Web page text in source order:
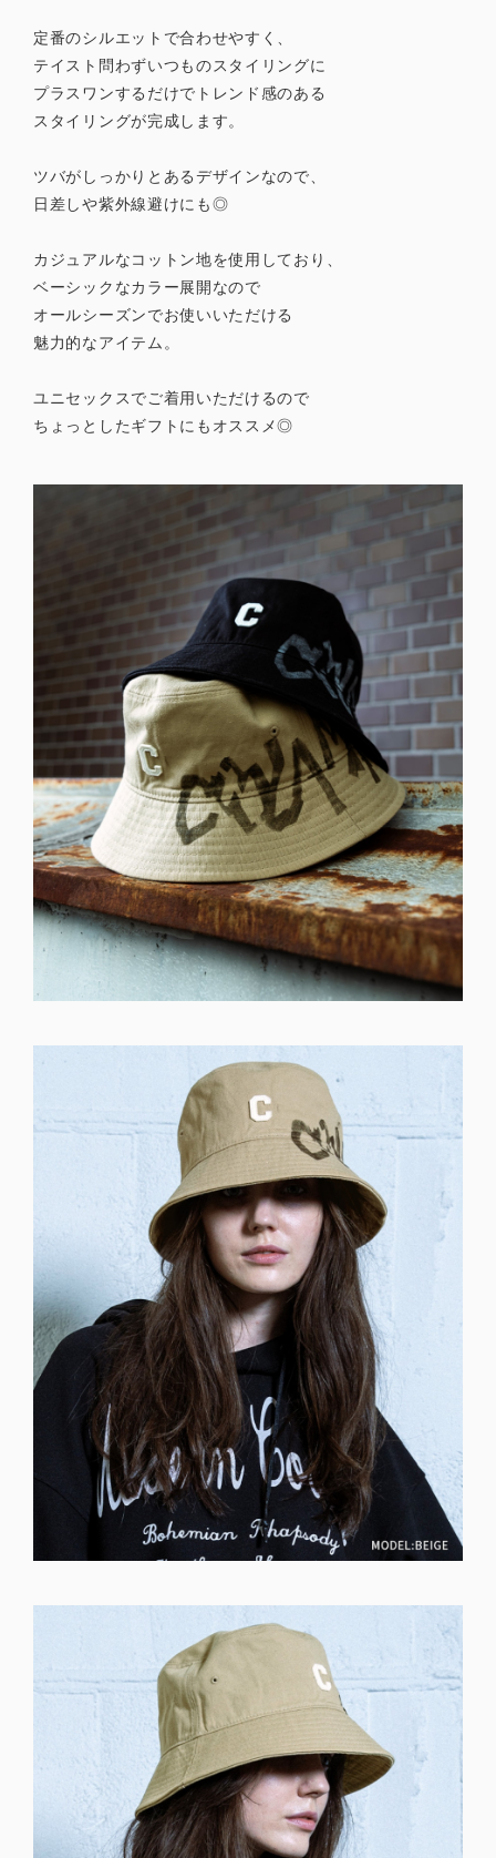
定番のシルエットで合わせやすく、
テイスト問わずいつものスタイリングに
プラスワンするだけでトレンド感のある
スタイリングが完成します。
ツバがしっかりとあるデザインなので、
日差しや紫外線避けにも◎
カジュアルなコットン地を使用しており、
ベーシックなカラー展開なので
オールシーズンでお使いいただける
魅力的なアイテム。
ユニセックスでご着用いただけるので
ちょっとしたギフトにもオススメ◎